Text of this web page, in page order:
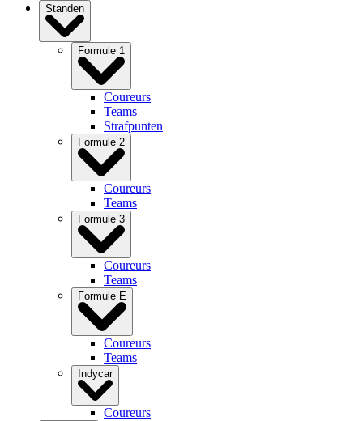
Standen
Formule 1
Coureurs
Teams
Strafpunten
Formule 2
Coureurs
Teams
Formule 3
Coureurs
Teams
Formule E
Coureurs
Teams
Indycar
Coureurs